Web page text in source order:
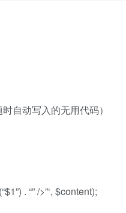
自动写入的无用代码）
(“$1”) . “” />”‘, $content);